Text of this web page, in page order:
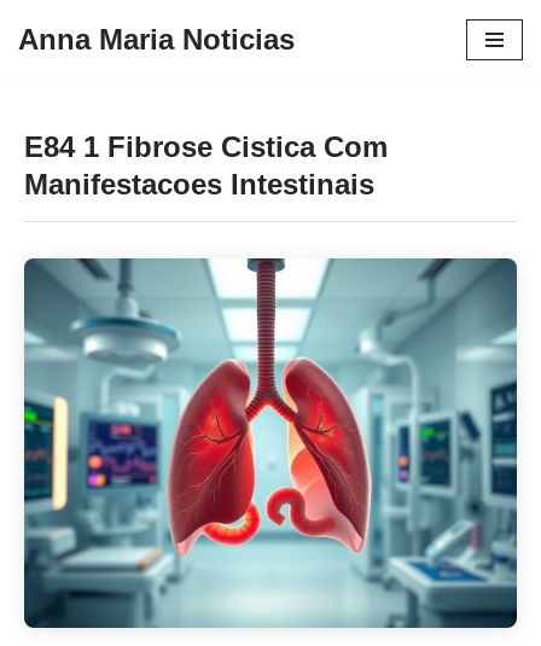
conteúdo
Anna Maria Noticias
E84 1 Fibrose Cistica Com
Manifestacoes Intestinais